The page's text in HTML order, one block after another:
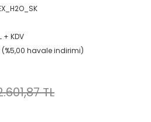
+ KDV
(%5,00 havale indirimi)
TL